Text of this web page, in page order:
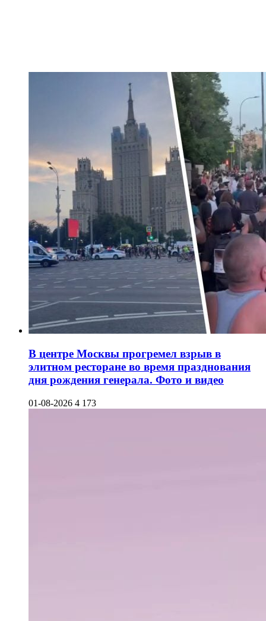
В центре Москвы прогремел взрыв в
элитном ресторане во время празднования
дня рождения генерала. Фото и видео
01-08-2026 4 173